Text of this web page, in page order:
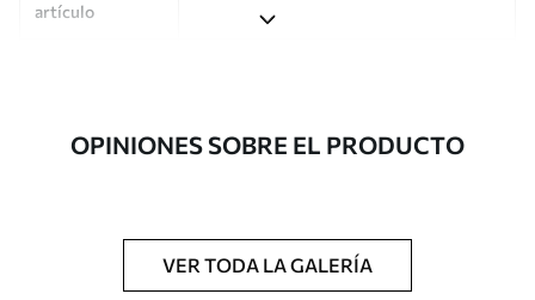
artículo
Adicionalmente
Disponible con recubrimiento de barniz
esponja suave. Los murales de pared con
recubrimiento de barniz pueden
OPINIONES SOBRE EL PRODUCTO
VER TODA LA GALERÍA